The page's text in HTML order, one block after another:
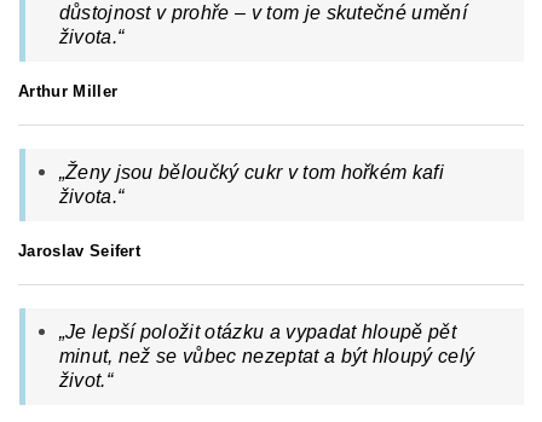
důstojnost v prohře – v tom je skutečné umění
života.“
Arthur Miller
„Ženy jsou běloučký cukr v tom hořkém kafi
života.“
Jaroslav Seifert
„Je lepší položit otázku a vypadat hloupě pět
minut, než se vůbec nezeptat a být hloupý celý
život.“